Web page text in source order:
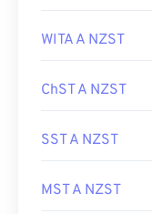
WITA A NZST
ChST A NZST
SST A NZST
MST A NZST